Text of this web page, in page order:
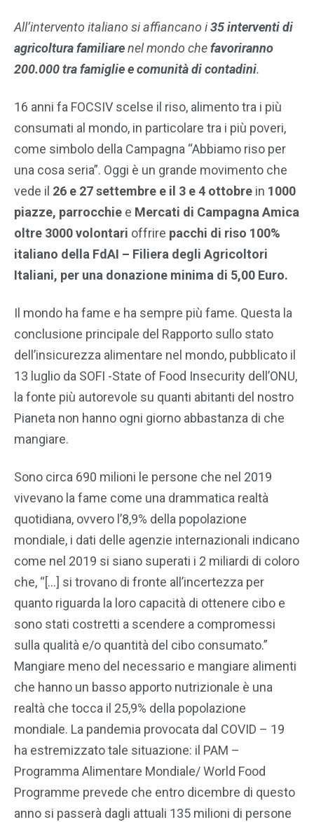
All’intervento italiano si affiancano i35interventi di
agricoltura familiarenel mondo chefavoriranno
200.000 tra famiglie e comunità di contadini.
16 anni fa FOCSIV scelse il riso, alimento tra i più
consumati al mondo, in particolare tra i più poveri,
come simbolo della Campagna “Abbiamo riso per
una cosa seria”. Oggi è un grande movimento che
vede il 26 e 27 settembre e il 3 e 4 ottobre in 1000
piazze, parrocchie e Mercati di Campagna Amica
oltre 3000 volontari offrire pacchi di riso 100%
italiano della FdAI – Filiera degli Agricoltori
Italiani, per una donazione minima di 5,00 Euro.
Il mondo ha fame e ha sempre più fame. Questa la
conclusione principale del Rapporto sullo stato
dell’insicurezza alimentare nel mondo, pubblicato il
13 luglio da SOFI -State of Food Insecurity dell’ONU,
la fonte più autorevole su quanti abitanti del nostro
Pianeta non hanno ogni giorno abbastanza di che
mangiare.
Sono circa 690 milioni le persone che nel 2019
vivevano la fame come una drammatica realtà
quotidiana, ovvero l’8,9% della popolazione
mondiale, i dati delle agenzie internazionali indicano
come nel 2019 si siano superati i 2 miliardi di coloro
che, “[…] si trovano di fronte all’incertezza per
quanto riguarda la loro capacità di ottenere cibo e
sono stati costretti a scendere a compromessi
sulla qualità e/o quantità del cibo consumato.”
Mangiare meno del necessario e mangiare alimenti
che hanno un basso apporto nutrizionale è una
realtà che tocca il 25,9% della popolazione
mondiale. La pandemia provocata dal COVID – 19
ha estremizzato tale situazione: il PAM –
Programma Alimentare Mondiale/ World Food
Programme prevede che entro dicembre di questo
anno si passerà dagli attuali 135 milioni di persone